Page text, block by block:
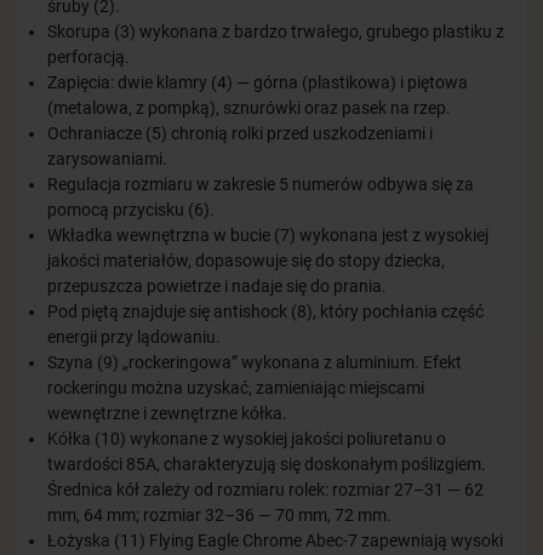
śruby (2).
Skorupa (3) wykonana z bardzo trwałego, grubego plastiku z
perforacją.
Zapięcia: dwie klamry (4) — górna (plastikowa) i piętowa
(metalowa, z pompką), sznurówki oraz pasek na rzep.
Ochraniacze (5) chronią rolki przed uszkodzeniami i
zarysowaniami.
Regulacja rozmiaru w zakresie 5 numerów odbywa się za
pomocą przycisku (6).
Wkładka wewnętrzna w bucie (7) wykonana jest z wysokiej
jakości materiałów, dopasowuje się do stopy dziecka,
przepuszcza powietrze i nadaje się do prania.
Pod piętą znajduje się antishock (8), który pochłania część
energii przy lądowaniu.
Szyna (9) „rockeringowa” wykonana z aluminium. Efekt
rockeringu można uzyskać, zamieniając miejscami
wewnętrzne i zewnętrzne kółka.
Kółka (10) wykonane z wysokiej jakości poliuretanu o
twardości 85A, charakteryzują się doskonałym poślizgiem.
Średnica kół zależy od rozmiaru rolek: rozmiar 27–31 — 62
mm, 64 mm; rozmiar 32–36 — 70 mm, 72 mm.
Łożyska (11) Flying Eagle Chrome Abec-7 zapewniają wysoki